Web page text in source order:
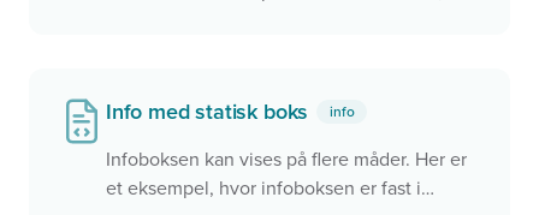
Info med statisk boks info
Infoboksen kan vises på flere måder. Her er
et eksempel, hvor infoboksen er fast i